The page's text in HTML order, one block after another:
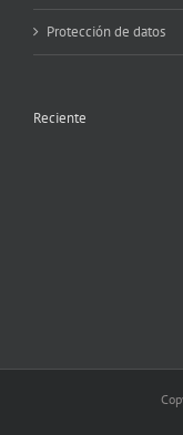
Protección de datos
Reciente